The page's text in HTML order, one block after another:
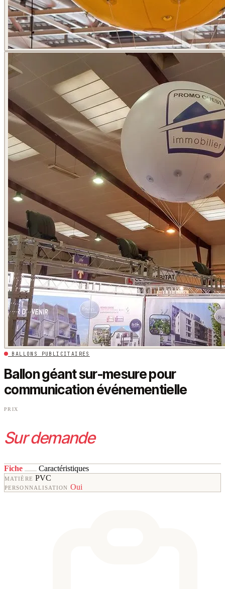
BALLONS PUBLICITAIRES
Ballon géant sur-mesure pour
communication événementielle
PRIX
Sur demande
Fiche Caractéristiques
MATIÈRE PVC
PERSONNALISATION Oui